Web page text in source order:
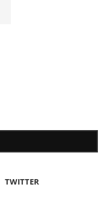
TWITTER